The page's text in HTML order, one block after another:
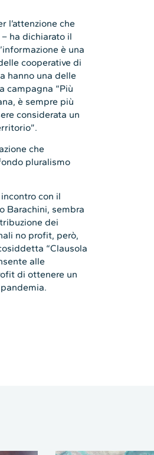
l’attenzione che
ha dichiarato il
è una
cooperative di
hanno una delle
campagna “Più
è sempre più
considerata un
che
pluralismo
con il
Barachini, sembra
dei
no profit, però,
“Clausola
alle
di ottenere un